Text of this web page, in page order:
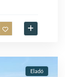
Eladó